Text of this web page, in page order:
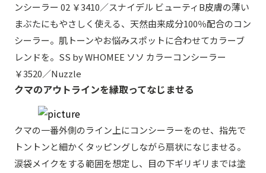
ンシーラー 02 ￥3410／スナイデル ビューティB皮膚の薄い
まぶたにもやさしく使える、天然由来成分100％配合のコン
シーラー。肌トーンやお悩みスポットに合わせてカラーブ
レンドを。SS by WHOMEE ソソ カラーコンシーラー
￥3520／Nuzzle
クマのアウトラインを縁取ってなじませる
クマの一番外側のライン上にコンシーラーをのせ、指先で
トントンと細かくタッピングしながら扇状になじませる。
涙袋メイクをする範囲を想定し、目の下ギリギリまでは塗